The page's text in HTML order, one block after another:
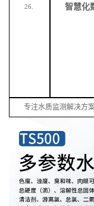
26. 智慧化
专注水质监测解决方